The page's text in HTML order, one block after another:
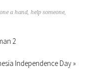
a hand,help someone,
2
Independence Day »